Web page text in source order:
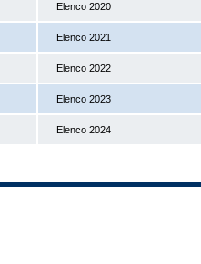
Elenco 2020
Elenco 2021
Elenco 2022
Elenco 2023
Elenco 2024